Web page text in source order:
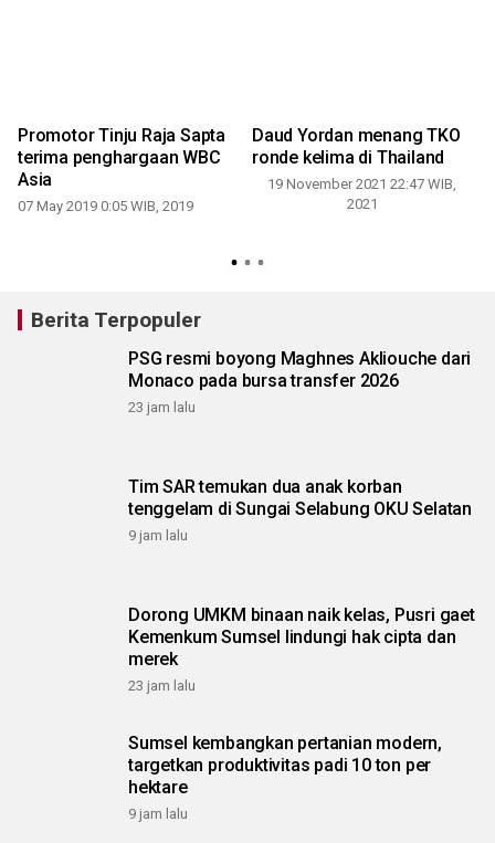
Promotor Tinju Raja Sapta
terima penghargaan WBC
Asia
07 May 2019 0:05 WIB, 2019
Daud Yordan menang TKO
ronde kelima di Thailand
19 November 2021 22:47 WIB,
2021
Berita Terpopuler
PSG resmi boyong Maghnes Akliouche dari
Monaco pada bursa transfer 2026
23 jam lalu
Tim SAR temukan dua anak korban
tenggelam di Sungai Selabung OKU Selatan
9 jam lalu
Dorong UMKM binaan naik kelas, Pusri gaet
Kemenkum Sumsel lindungi hak cipta dan
merek
23 jam lalu
Sumsel kembangkan pertanian modern,
targetkan produktivitas padi 10 ton per
hektare
9 jam lalu